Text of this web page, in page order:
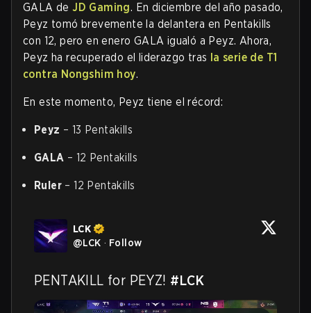
GALA deJD Gaming. En diciembre del año pasado,
Peyz tomó brevemente la delantera en Pentakills
con 12, pero en enero GALA igualó a Peyz. Ahora,
Peyz ha recuperado el liderazgo tras la serie de T1
contra Nongshim hoy.
En este momento, Peyz tiene el récord:
Peyz – 13 Pentakills
GALA – 12 Pentakills
Ruler – 12 Pentakills
LCK
@LCK · Follow
PENTAKILL for PEYZ! #LCK